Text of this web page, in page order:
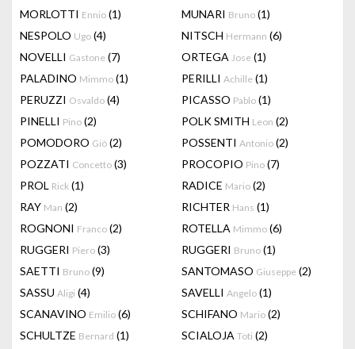
MORLOTTI Ennio (1) MUNARI Bruno (1)
NESPOLO Ugo (4) NITSCH Hermann (6)
NOVELLI Gastone (7) ORTEGA Jose (1)
PALADINO Mimmo (1) PERILLI Achille (1)
PERUZZI Osvaldo (4) PICASSO Pablo (1)
PINELLI Pino (2) POLK SMITH Leon (2)
POMODORO Giò (2) POSSENTI Antonio (2)
POZZATI Concetto (3) PROCOPIO Pino (7)
PROL Rick (1) RADICE Mario (2)
RAY Man (2) RICHTER Hans (1)
ROGNONI Franco (2) ROTELLA Mimmo (6)
RUGGERI Piero (3) RUGGERI Bruno (1)
SAETTI Bruno (9) SANTOMASO Giuseppe (2)
SASSU Aligi (4) SAVELLI Angelo (1)
SCANAVINO Emilio (6) SCHIFANO Mario (2)
SCHULTZE Bernard (1) SCIALOJA Toti (2)